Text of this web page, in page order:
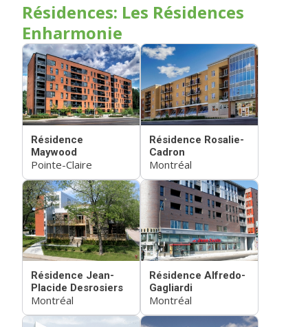
Résidences: Les Résidences
Enharmonie
Résidence
Maywood
Pointe-Claire
Résidence Rosalie-
Cadron
Montréal
Résidence Jean-
Placide Desrosiers
Montréal
Résidence Alfredo-
Gagliardi
Montréal